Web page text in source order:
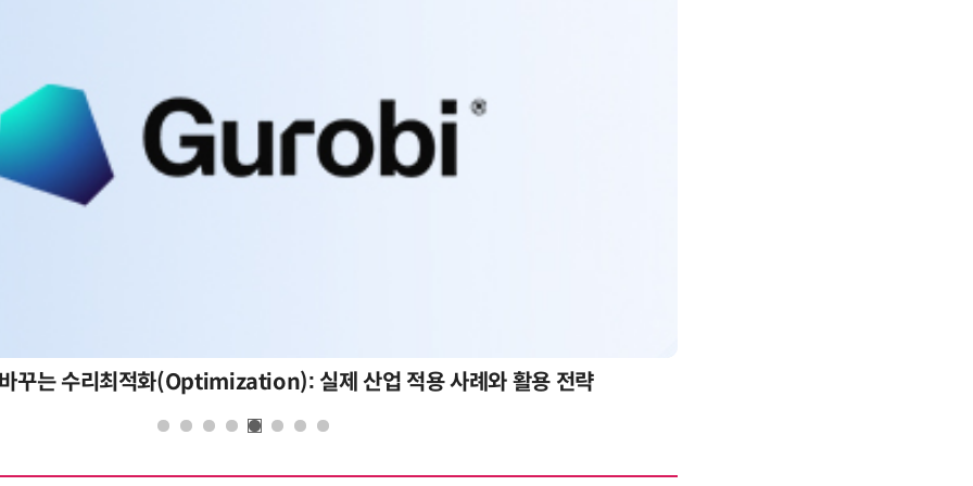
꾸는 수리최적화(Optimization): 실제 산업 적용 사례와 활용 전략